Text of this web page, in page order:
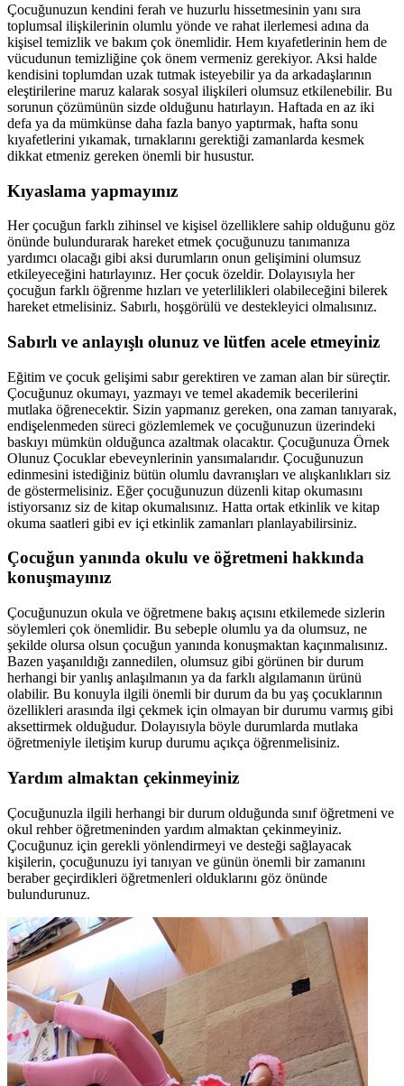
Çocuğunuzun kendini ferah ve huzurlu hissetmesinin yanı sıra
toplumsal ilişkilerinin olumlu yönde ve rahat ilerlemesi adına da
kişisel temizlik ve bakım çok önemlidir. Hem kıyafetlerinin hem de
vücudunun temizliğine çok önem vermeniz gerekiyor. Aksi halde
kendisini toplumdan uzak tutmak isteyebilir ya da arkadaşlarının
eleştirilerine maruz kalarak sosyal ilişkileri olumsuz etkilenebilir. Bu
sorunun çözümünün sizde olduğunu hatırlayın. Haftada en az iki
defa ya da mümkünse daha fazla banyo yaptırmak, hafta sonu
kıyafetlerini yıkamak, tırnaklarını gerektiği zamanlarda kesmek
dikkat etmeniz gereken önemli bir husustur.
Kıyaslama yapmayınız
Her çocuğun farklı zihinsel ve kişisel özelliklere sahip olduğunu göz
önünde bulundurarak hareket etmek çocuğunuzu tanımanıza
yardımcı olacağı gibi aksi durumların onun gelişimini olumsuz
etkileyeceğini hatırlayınız. Her çocuk özeldir. Dolayısıyla her
çocuğun farklı öğrenme hızları ve yeterlilikleri olabileceğini bilerek
hareket etmelisiniz. Sabırlı, hoşgörülü ve destekleyici olmalısınız.
Sabırlı ve anlayışlı olunuz ve lütfen acele etmeyiniz
Eğitim ve çocuk gelişimi sabır gerektiren ve zaman alan bir süreçtir.
Çocuğunuz okumayı, yazmayı ve temel akademik becerilerini
mutlaka öğrenecektir. Sizin yapmanız gereken, ona zaman tanıyarak,
endişelenmeden süreci gözlemlemek ve çocuğunuzun üzerindeki
baskıyı mümkün olduğunca azaltmak olacaktır. Çocuğunuza Örnek
Olunuz Çocuklar ebeveynlerinin yansımalarıdır. Çocuğunuzun
edinmesini istediğiniz bütün olumlu davranışları ve alışkanlıkları siz
de göstermelisiniz. Eğer çocuğunuzun düzenli kitap okumasını
istiyorsanız siz de kitap okumalısınız. Hatta ortak etkinlik ve kitap
okuma saatleri gibi ev içi etkinlik zamanları planlayabilirsiniz.
Çocuğun yanında okulu ve öğretmeni hakkında
konuşmayınız
Çocuğunuzun okula ve öğretmene bakış açısını etkilemede sizlerin
söylemleri çok önemlidir. Bu sebeple olumlu ya da olumsuz, ne
şekilde olursa olsun çocuğun yanında konuşmaktan kaçınmalısınız.
Bazen yaşanıldığı zannedilen, olumsuz gibi görünen bir durum
herhangi bir yanlış anlaşılmanın ya da farklı algılamanın ürünü
olabilir. Bu konuyla ilgili önemli bir durum da bu yaş çocuklarının
özellikleri arasında ilgi çekmek için olmayan bir durumu varmış gibi
aksettirmek olduğudur. Dolayısıyla böyle durumlarda mutlaka
öğretmeniyle iletişim kurup durumu açıkça öğrenmelisiniz.
Yardım almaktan çekinmeyiniz
Çocuğunuzla ilgili herhangi bir durum olduğunda sınıf öğretmeni ve
okul rehber öğretmeninden yardım almaktan çekinmeyiniz.
Çocuğunuz için gerekli yönlendirmeyi ve desteği sağlayacak
kişilerin, çocuğunuzu iyi tanıyan ve günün önemli bir zamanını
beraber geçirdikleri öğretmenleri olduklarını göz önünde
bulundurunuz.